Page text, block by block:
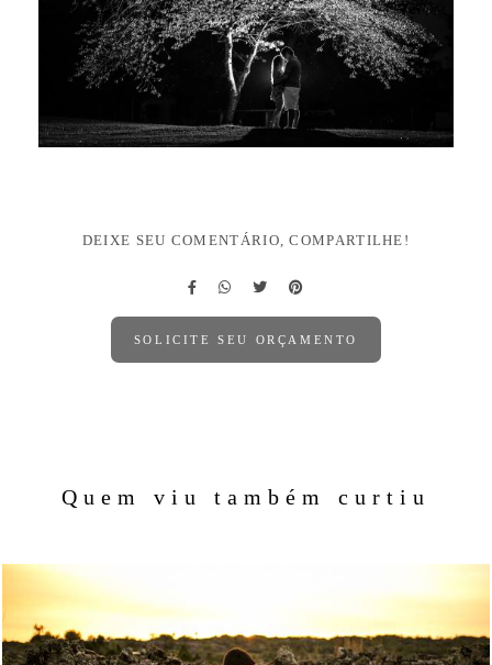
DEIXE SEU COMENTÁRIO, COMPARTILHE!
SOLICITE SEU ORÇAMENTO
Quem viu também curtiu